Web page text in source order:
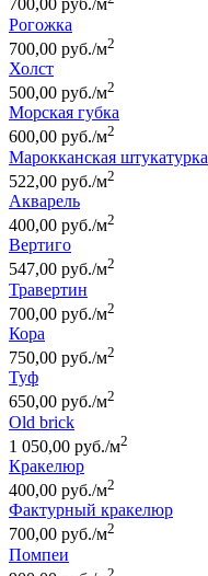
700,00 руб./м
Рогожка
700,00 руб./м2
Холст
500,00 руб./м2
Морская губка
600,00 руб./м2
Марокканская штукатурка
522,00 руб./м2
Акварель
400,00 руб./м2
Вертиго
547,00 руб./м2
Травертин
700,00 руб./м2
Кора
750,00 руб./м2
Туф
650,00 руб./м2
Old brick
1 050,00 руб./м2
Кракелюр
400,00 руб./м2
Фактурный кракелюр
700,00 руб./м2
Помпеи